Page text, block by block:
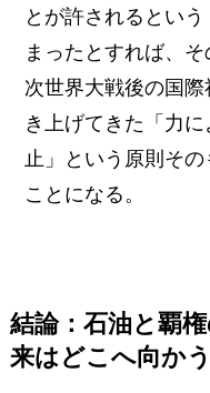
とが許されるとい
まったとすれば、
次世界大戦後の国
き上げてきた「力
止」という原則そ
ことになる。
結論：石油と覇
来はどこへ向か